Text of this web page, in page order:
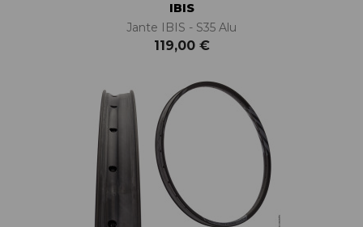
IBIS
Jante IBIS - S35 Alu
119,00 €